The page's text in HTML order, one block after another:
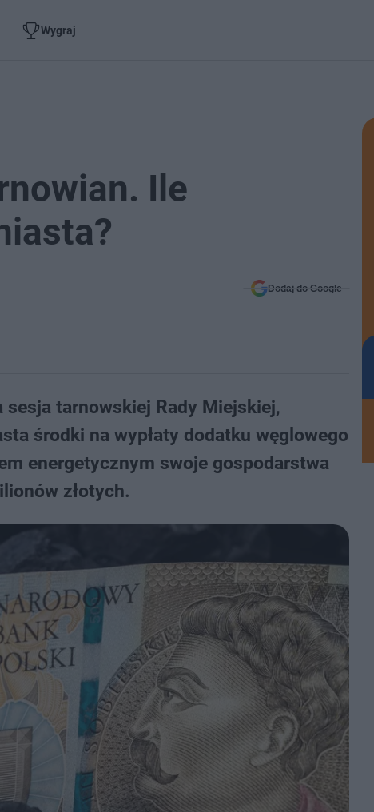
Wygraj
Ile
Dodaj do Google
tarnowskiej Rady Miejskiej,
środki na wypłaty dodatku węglowego
energetycznym swoje gospodarstwa
złotych.